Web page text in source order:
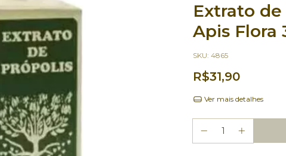
Extrato
Apis Flora
SKU: 4865
R$31,90
Ver mais detalhes